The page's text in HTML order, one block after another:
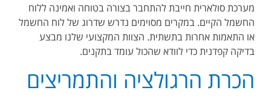
מערכת סולארית חייבת להתחבר בצורה בטוחה ואמינה ללוח
החשמל הקיים. במקרים מסוימים נדרש שדרוג של לוח החשמל
או התאמות אחרות בתשתית. הצוות המקצועי שלנו מבצע
בדיקה קפדנית כדי לוודא שהכול עומד בתקנים.
הכרת הרגולציה והתמריצים